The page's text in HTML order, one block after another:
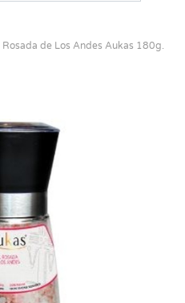
Rosada de Los Andes Aukas 180g.